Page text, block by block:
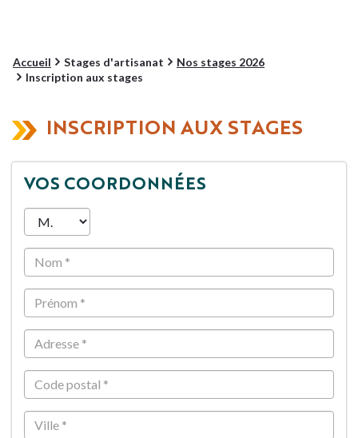
Accueil Stages d'artisanat
Nos stages 2026
Inscription aux stages
INSCRIPTION AUX STAGES
VOS COORDONNÉES